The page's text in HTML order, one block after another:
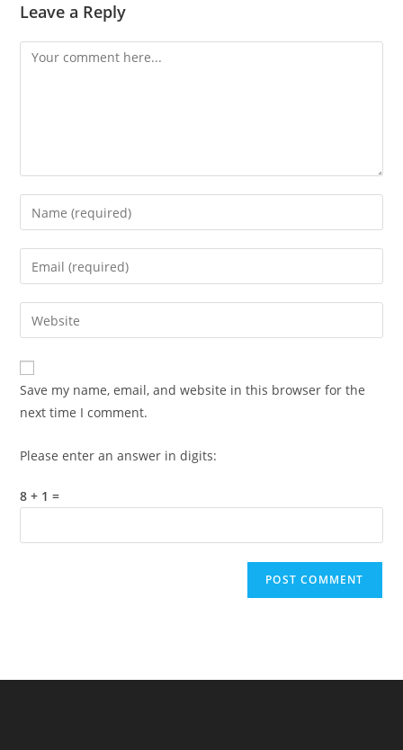
Leave a Reply
Comment
Enter
your
name
comment
Enter
your
email
address
comment
Enter
your
website
URL
(optional)
Save my name, email, and website in this browser for the
next time I comment.
Please enter an answer in digits:
8 + 1 =